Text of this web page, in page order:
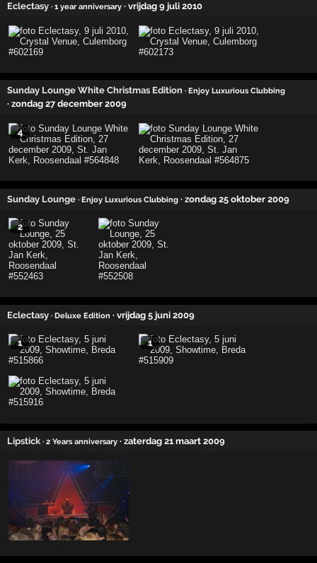
Eclectasy · 1 year anniversary · vrijdag 9 juli 2010
Sunday Lounge White Christmas Edition · Enjoy Luxurious Clubbing
· zondag 27 december 2009
4
Sunday Lounge · Enjoy Luxurious Clubbing · zondag 25 oktober 2009
2
Eclectasy · Deluxe Edition · vrijdag 5 juni 2009
1 1
Lipstick · 2 Years anniversary · zaterdag 21 maart 2009